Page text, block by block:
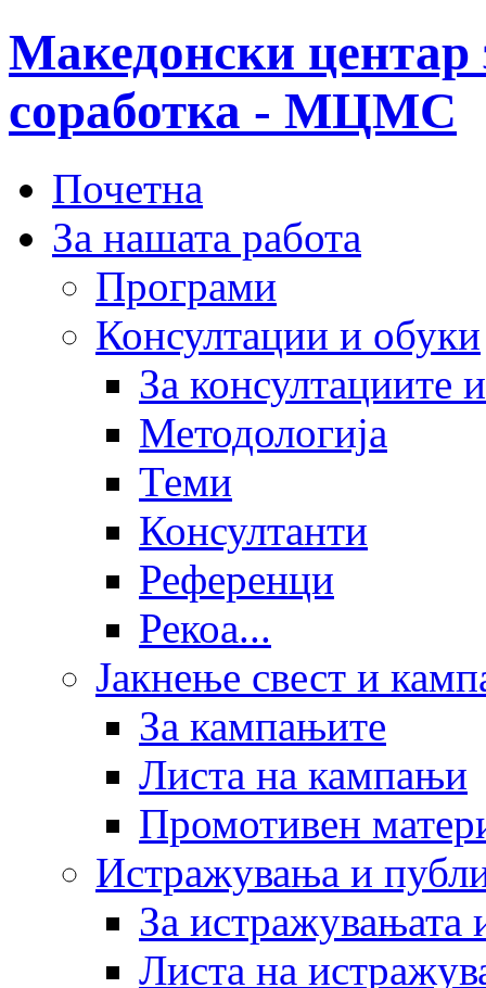
Македонски центар
соработка - МЦМС
Почетна
За нашата работа
Програми
Консултации и обуки
За консултациите
Методологија
Теми
Консултанти
Референци
Рекоа...
Јакнење свест и
За кампањите
Листа на кампањи
Промотивен
Истражувања и
За истражувањата
Листа на